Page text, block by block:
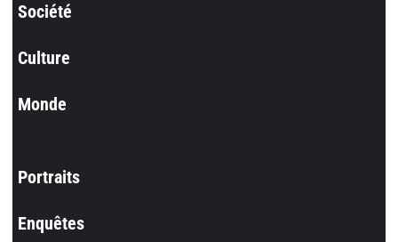
Société
Culture
Monde
Portraits
Enquêtes